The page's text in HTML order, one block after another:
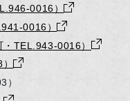
0016）
0016）
TEL.943-0016）
）